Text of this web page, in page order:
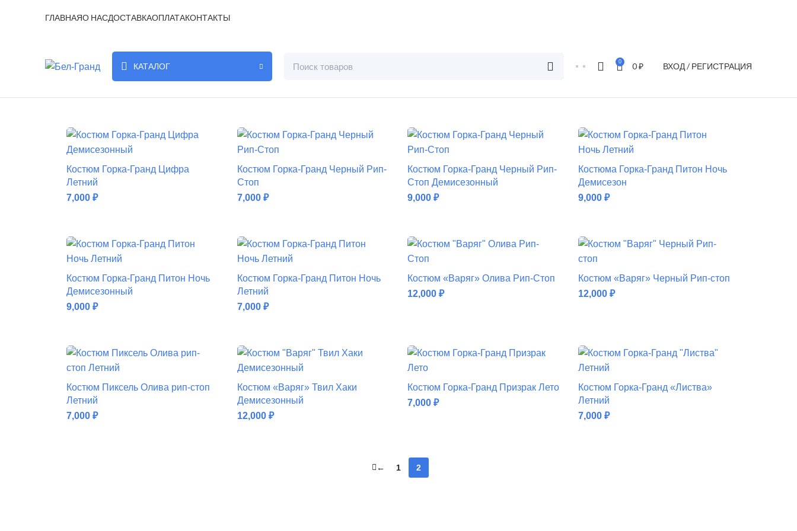
ГЛАВНАЯО НАСДОСТАВКАОПЛАТАКОНТАКТЫ
КАТАЛОГ 0 0₽ ВХОД / РЕГИСТРАЦИЯ
Костюм Горка-Гранд Цифра
Летний
7,000 ₽
Костюм Горка-Гранд Черный Рип-
Стоп
7,000 ₽
Костюм Горка-Гранд Черный Рип-
Стоп Демисезонный
9,000 ₽
Костюма Горка-Гранд Питон Ночь
Демисезон
9,000 ₽
Костюм Горка-Гранд Питон Ночь
Демисезонный
9,000 ₽
Костюм Горка-Гранд Питон Ночь
Летний
7,000 ₽
Костюм «Варяг» Олива Рип-Стоп
12,000 ₽
Костюм «Варяг» Черный Рип-стоп
12,000 ₽
Костюм Пиксель Олива рип-стоп
Летний
7,000 ₽
Костюм «Варяг» Твил Хаки
Демисезонный
12,000 ₽
Костюм Горка-Гранд Призрак Лето
7,000 ₽
Костюм Горка-Гранд «Листва»
Летний
7,000 ₽
← 1 2